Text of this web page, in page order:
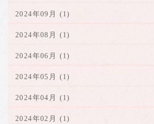
2024年09月 (1)
2024年08月 (1)
2024年06月 (1)
2024年05月 (1)
2024年04月 (1)
2024年02月 (1)